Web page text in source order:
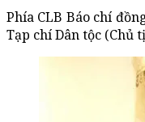
Phía CLB Báo chí
Tạp chí Dân tộc (Chủ